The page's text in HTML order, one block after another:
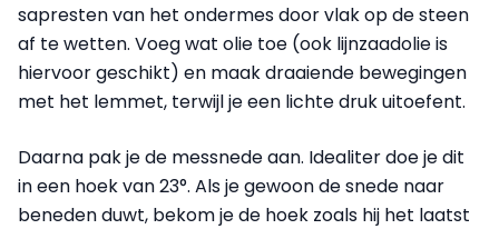
sapresten van het ondermes door vlak op de steen
af te wetten. Voeg wat olie toe (ook lijnzaadolie is
hiervoor geschikt) en maak draaiende bewegingen
met het lemmet, terwijl je een lichte druk uitoefent.
Daarna pak je de messnede aan. Idealiter doe je dit
in een hoek van 23°. Als je gewoon de snede naar
beneden duwt, bekom je de hoek zoals hij het laatst